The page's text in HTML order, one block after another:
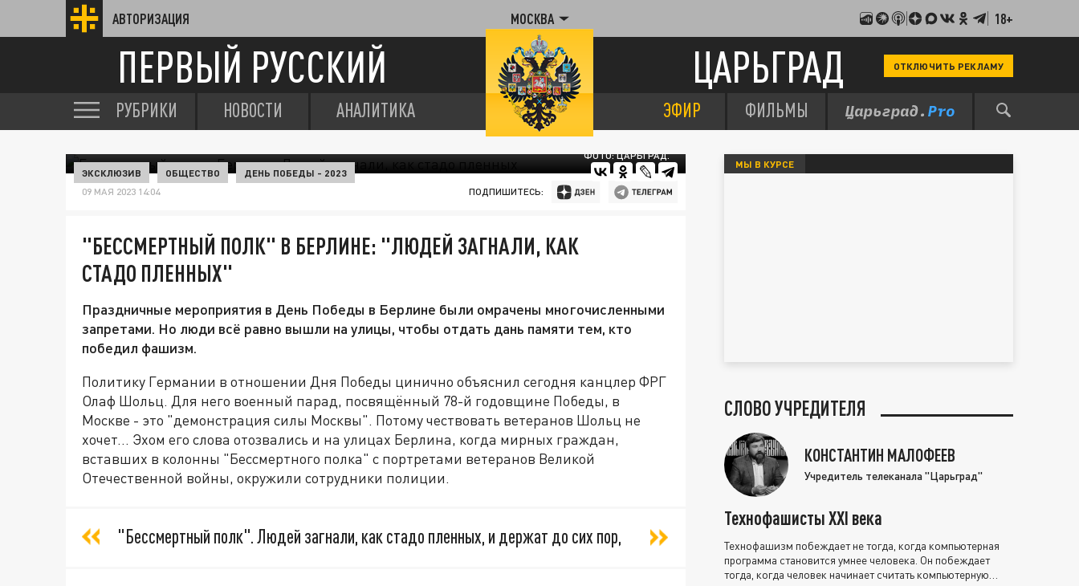
АВТОРИЗАЦИЯ МОСКВА 18+
ПЕРВЫЙ РУССКИЙ ЦАРЬГРАД ОТКЛЮЧИТЬ РЕКЛАМУ
РУБРИКИ НОВОСТИ АНАЛИТИКА ЭФИР ФИЛЬМЫ
ФОТО: ЦАРЬГРАД.
ЭКСКЛЮЗИВ ОБЩЕСТВО ДЕНЬ ПОБЕДЫ - 2023
09 МАЯ 2023 14:04 ПОДПИШИТЕСЬ:
"БЕССМЕРТНЫЙ ПОЛК" В БЕРЛИНЕ: "ЛЮДЕЙ ЗАГНАЛИ, КАК
СТАДО ПЛЕННЫХ"
Праздничные мероприятия в День Победы в Берлине были омрачены многочисленными
запретами. Но люди всё равно вышли на улицы, чтобы отдать дань памяти тем, кто
победил фашизм.
Политику Германии в отношении Дня Победы цинично объяснил сегодня канцлер ФРГ
Олаф Шольц. Для него военный парад, посвящённый 78-й годовщине Победы, в
Москве - это "демонстрация силы Москвы". Потому чествовать ветеранов Шольц не
хочет... Эхом его слова отозвались и на улицах Берлина, когда мирных граждан,
вставших в колонны "Бессмертного полка" с портретами ветеранов Великой
Отечественной войны, окружили сотрудники полиции.
"Бессмертный полк". Людей загнали, как стадо пленных, и держат до сих пор,
МЫ В КУРСЕ
СЛОВО УЧРЕДИТЕЛЯ
КОНСТАНТИН МАЛОФЕЕВ
Учредитель телеканала "Царьград"
Технофашисты XXI века
Технофашизм побеждает не тогда, когда компьютерная
программа становится умнее человека. Он побеждает
тогда, когда человек начинает считать компьютерную